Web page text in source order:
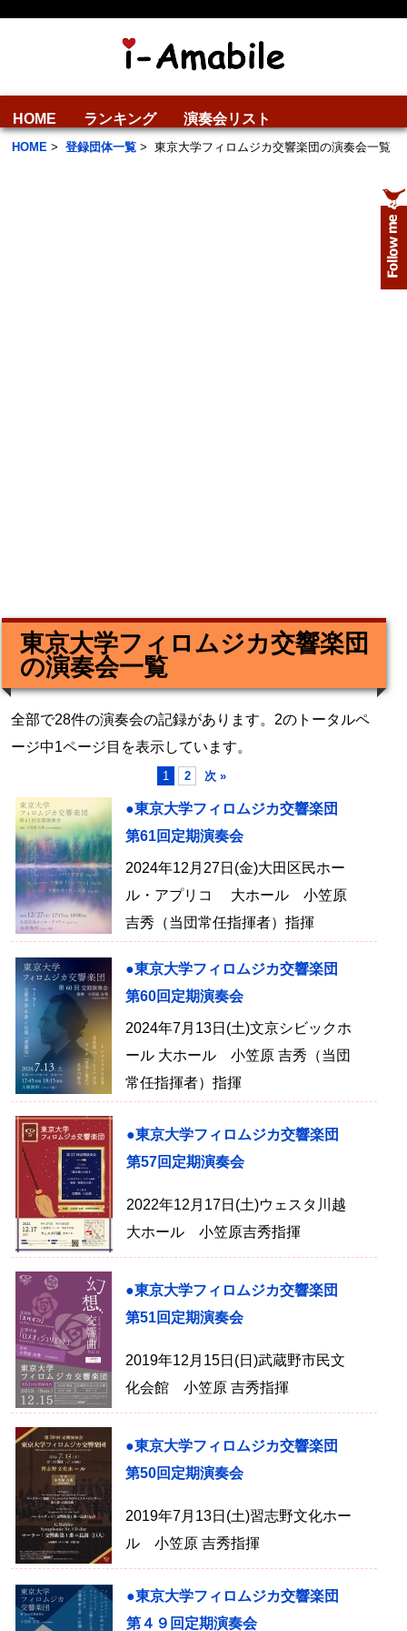
HOME ランキング 演奏会リスト
HOME > 登録団体一覧 > 東京大学フィロムジカ交響楽団の演奏会一覧
東京大学フィロムジカ交響楽団
の演奏会一覧
全部で28件の演奏会の記録があります。2のトータルペ
ージ中1ページ目を表示しています。
1 2 次 »
●東京大学フィロムジカ交響楽団
第61回定期演奏会
2024年12月27日(金)大田区民ホー
ル・アプリコ 大ホール 小笠原
吉秀（当団常任指揮者）指揮
●東京大学フィロムジカ交響楽団
第60回定期演奏会
2024年7月13日(土)文京シビックホ
ール 大ホール 小笠原 吉秀（当団
常任指揮者）指揮
●東京大学フィロムジカ交響楽団
第57回定期演奏会
2022年12月17日(土)ウェスタ川越
大ホール 小笠原吉秀指揮
●東京大学フィロムジカ交響楽団
第51回定期演奏会
2019年12月15日(日)武蔵野市民文
化会館 小笠原 吉秀指揮
●東京大学フィロムジカ交響楽団
第50回定期演奏会
2019年7月13日(土)習志野文化ホー
ル 小笠原 吉秀指揮
●東京大学フィロムジカ交響楽団
第４９回定期演奏会